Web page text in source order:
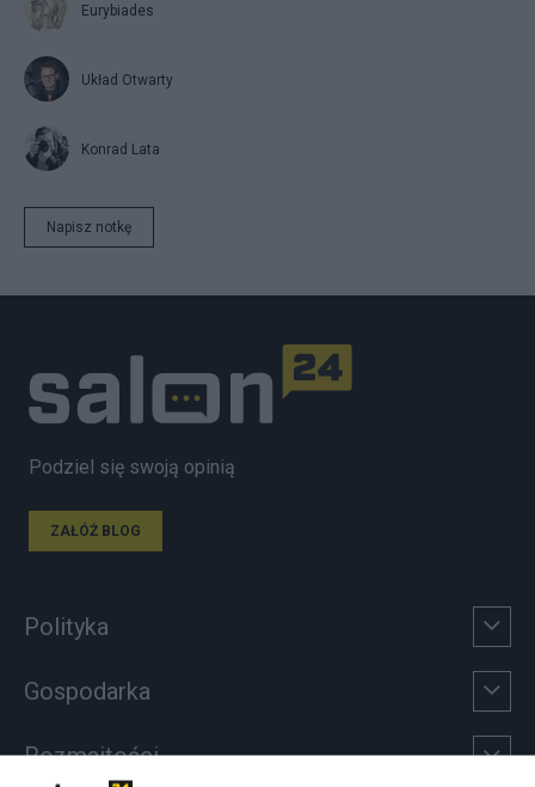
Eurybiades
Układ Otwarty
Konrad Lata
Napisz notkę
Podziel się swoją opinią
ZAŁÓŻ BLOG
Polityka
Gospodarka
Rozmaitości